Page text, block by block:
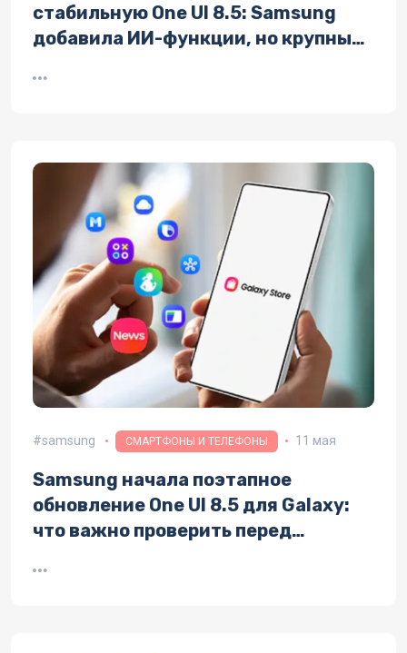
стабильную One UI 8.5: Samsung
добавила ИИ-функции, но крупных
samsung СМАРТФОНЫ И ТЕЛЕФОНЫ 11 мая
Samsung начала поэтапное
обновление One UI 8.5 для Galaxy:
что важно проверить перед